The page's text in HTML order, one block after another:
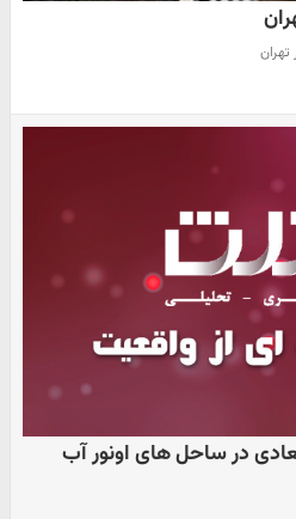
در ساحل های اونور آب